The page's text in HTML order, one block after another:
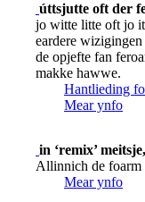
úttsjutte oft der
jo witte litte oft jo
eardere
de opjefte fan
makke hawwe.
Hantlieding
Mear ynfo
in ‘remix’
Allinnich de foarm
Mear ynfo